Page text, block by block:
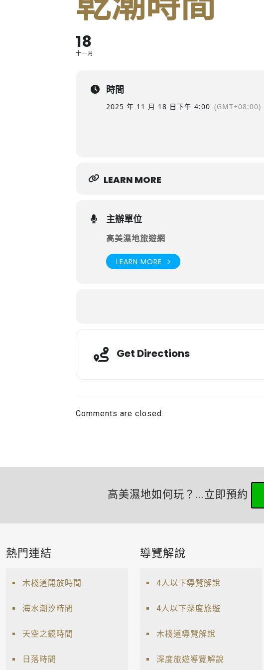
18
十一月
時間
2025 年 11 月 18 日下午 4:00 (GMT+08:00)
LEARN MORE
主辦單位
高美濕地旅遊網
LEARN MORE
Get Directions
Comments are closed.
高美濕地如何玩？...立即預約
熱門連結
木棧道開放時間
海水潮汐時間
天空之鏡時間
日落時間
導覽解說
4人以下導覽解說
4人以下深度旅遊
木棧道導覽解說
深度旅遊導覽解說